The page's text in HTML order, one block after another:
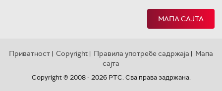
МАПА САЈТА
Приватност | Copyright | Правила употребе садржаја | Мапа
сајта
Copyright © 2008 - 2026 РТС. Сва права задржана.